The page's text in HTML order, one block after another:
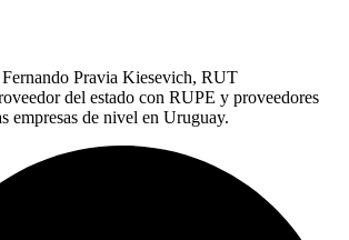
Pravia Kiesevich, RUT
del estado con RUPE y proveedores
empresas de nivel en Uruguay.